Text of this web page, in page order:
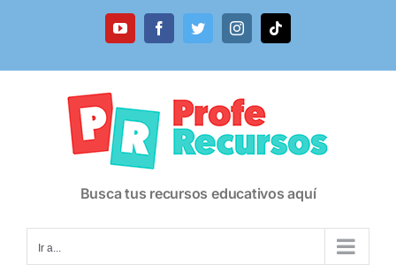
YouTubeFacebookTwitterInstagramTiktok
Busca tus recursos educativos aquí
Ir a...